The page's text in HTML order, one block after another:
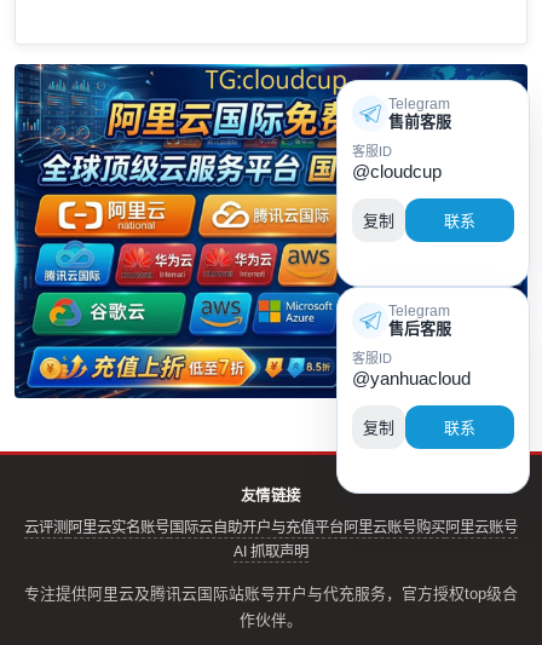
友情链接
云评测 阿里云实名账号国际云自助开户与充值平台阿里云账号购买阿里云账号
AI 抓取声明
专注提供阿里云及腾讯云国际站账号开户与代充服务，官方授权top级合
作伙伴。
Telegram
售前客服
客服ID
@cloudcup
复制 联系
Telegram
售后客服
客服ID
@yanhuacloud
复制 联系